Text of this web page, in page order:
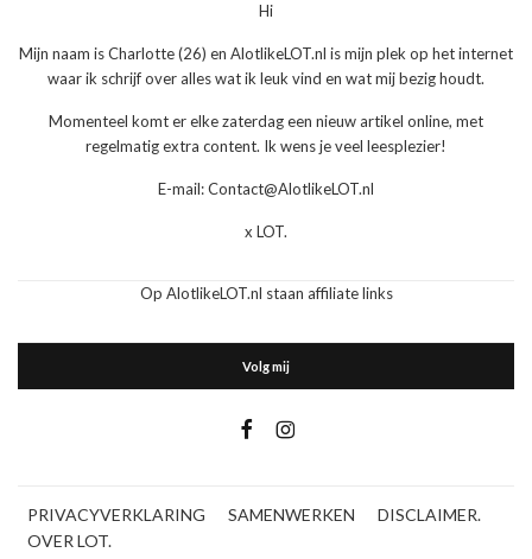
Hi
Mijn naam is Charlotte (26) en AlotlikeLOT.nl is mijn plek op het internet
waar ik schrijf over alles wat ik leuk vind en wat mij bezig houdt.
Momenteel komt er elke zaterdag een nieuw artikel online, met
regelmatig extra content. Ik wens je veel leesplezier!
E-mail: Contact@AlotlikeLOT.nl
x LOT.
Op AlotlikeLOT.nl staan affiliate links
Volg mij
PRIVACYVERKLARING SAMENWERKEN
DISCLAIMER.
OVER LOT.